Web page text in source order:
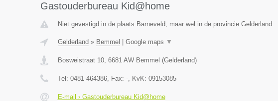
Gastouderbureau Kid@home
Niet gevestigd in de plaats Barneveld, maar wel in de provincie Gelderland.
Gelderland » Bemmel Google maps ▼
Bosweistraat 10, 6681 AW Bemmel (Gelderland)
Tel: 0481-464386, Fax: -, KvK: 09153085
E-mail › Gastouderbureau Kid@home